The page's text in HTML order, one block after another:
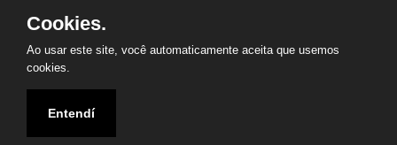
Desenvolvido por Anderson Luiz
Cookies.
Ao usar este site, você automaticamente aceita que usemos
cookies.
Entendí